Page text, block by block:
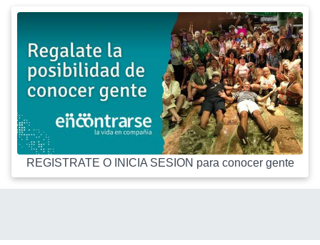
REGISTRATE O INICIA SESION para conocer gente